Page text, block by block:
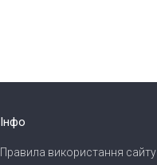
Інфо
Правила використання сайту